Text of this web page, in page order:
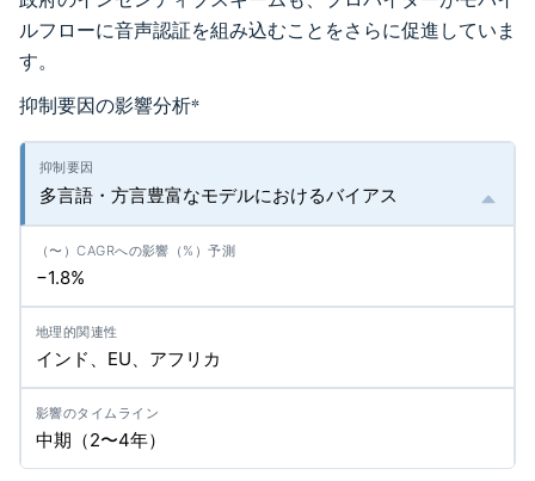
ルフローに音声認証を組み込むことをさらに促進していま
す。
抑制要因の影響分析*
多言語・方言豊富なモデルにおけるバイアス
−1.8%
インド、EU、アフリカ
中期（2〜4年）